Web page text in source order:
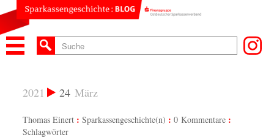
24 März
2021
Thomas Einert Sparkassengeschichte(n)
0 Kommentare
Schlagwörter